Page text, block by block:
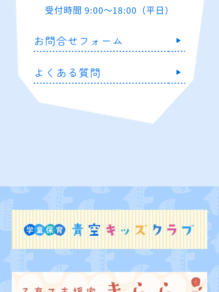
受付時間 9:00～18:00（平日）
お問合せフォーム
よくある質問